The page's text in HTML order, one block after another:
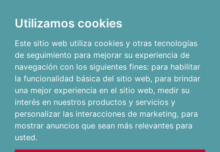
Utilizamos cookies
Este sitio web utiliza cookies y otras tecnologías
de seguimiento para mejorar su experiencia de
navegación con los siguientes fines: para habilitar
la funcionalidad básica del sitio web, para brindar
una mejor experiencia en el sitio web, medir su
interés en nuestros productos y servicios y
personalizar las interacciones de marketing, para
mostrar anuncios que sean más relevantes para
usted.